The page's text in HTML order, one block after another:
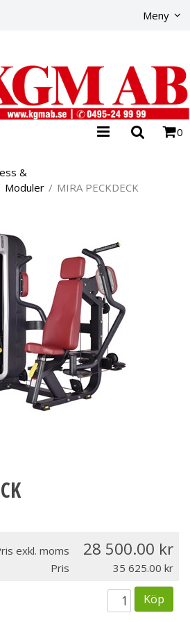
Meny
0
&
Moduler / MIRA PECKDECK
exkl. moms 28 500.00
Pris 35 625.00
Köp